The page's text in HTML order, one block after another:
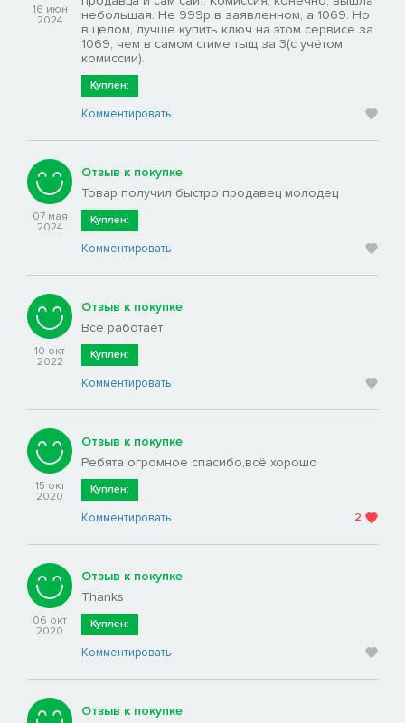
16 июн
2024
небольшая. Не 999р в заявленном, а 1069. Но
в целом, лучше купить ключ на этом сервисе за
1069, чем в самом стиме тыщ за 3(с учётом
комиссии).
Куплен:
Комментировать
07 мая
2024
Отзыв к покупке
Товар получил быстро продавец молодец
Куплен:
Комментировать
10 окт
2022
Отзыв к покупке
Всё работает
Куплен:
Комментировать
15 окт
2020
Отзыв к покупке
Ребята огромное спасибо,всё хорошо
Куплен:
Комментировать 2
06 окт
2020
Отзыв к покупке
Thanks
Куплен:
Комментировать
Отзыв к покупке